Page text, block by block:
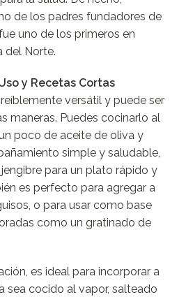
de los padres fundadores de
uno de los primeros en
del Norte.
y Recetas Cortas
versátil y puede ser
maneras. Puedes cocinarlo al
poco de aceite de oliva y
simple y saludable,
para un plato rápido y
es perfecto para agregar a
o para usar como base
como un gratinado de
es ideal para incorporar a
sea cocido al vapor, salteado